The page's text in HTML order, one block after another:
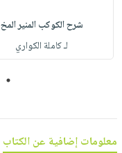
مناسباتيتكرر
خدمات
انشر
كتابك
الإصدارات
شرح الكوكب المنير المخ
لـ كاملة الكواري
1
معلومات إضافية عن الكتاب